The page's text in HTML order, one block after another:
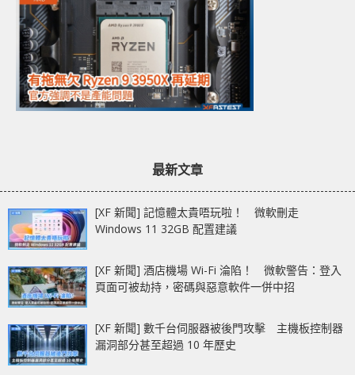
最新文章
[XF 新聞] 記憶體太貴唔玩啦！ 微軟刪走
Windows 11 32GB 配置建議
[XF 新聞] 酒店機場 Wi-Fi 淪陷！ 微軟警告：登入
頁面可被劫持，密碼與惡意軟件一併中招
[XF 新聞] 數千台伺服器被後門攻擊 主機板控制器
漏洞部分甚至超過 10 年歷史